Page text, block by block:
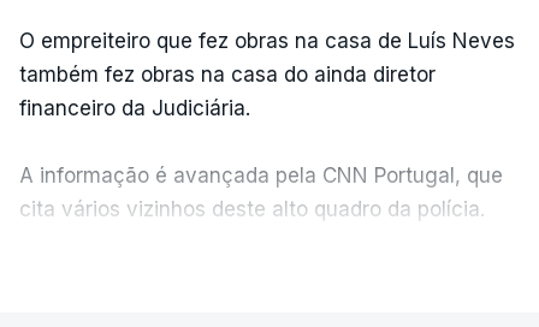
O empreiteiro que fez obras na casa de Luís Neves
também fez obras na casa do ainda diretor
financeiro da Judiciária.
A informação é avançada pela CNN Portugal, que
cita vários vizinhos deste alto quadro da polícia.